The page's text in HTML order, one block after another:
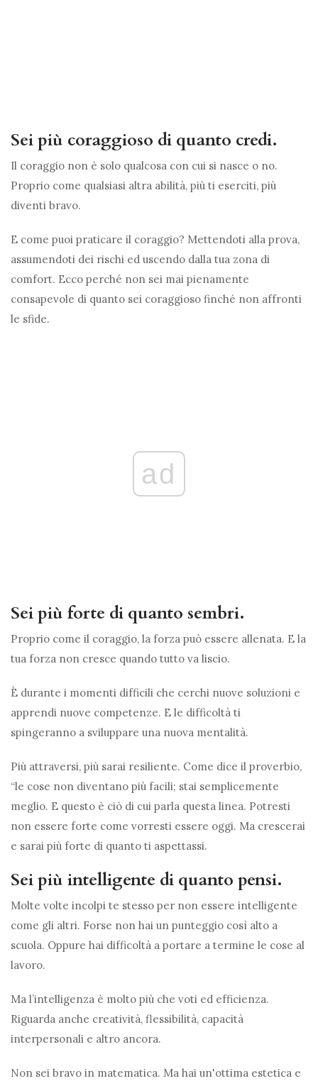
Sei più coraggioso di quanto credi.
Il coraggio non è solo qualcosa con cui si nasce o no.
Proprio come qualsiasi altra abilità, più ti eserciti, più
diventi bravo.
E come puoi praticare il coraggio? Mettendoti alla prova,
assumendoti dei rischi ed uscendo dalla tua zona di
comfort. Ecco perché non sei mai pienamente
consapevole di quanto sei coraggioso finché non affronti
le sfide.
ad
Sei più forte di quanto sembri.
Proprio come il coraggio, la forza può essere allenata. E la
tua forza non cresce quando tutto va liscio.
È durante i momenti difficili che cerchi nuove soluzioni e
apprendi nuove competenze. E le difficoltà ti
spingeranno a sviluppare una nuova mentalità.
Più attraversi, più sarai resiliente. Come dice il proverbio,
“le cose non diventano più facili; stai semplicemente
meglio. E questo è ciò di cui parla questa linea. Potresti
non essere forte come vorresti essere oggi. Ma crescerai
e sarai più forte di quanto ti aspettassi.
Sei più intelligente di quanto pensi.
Molte volte incolpi te stesso per non essere intelligente
come gli altri. Forse non hai un punteggio così alto a
scuola. Oppure hai difficoltà a portare a termine le cose al
lavoro.
Ma l’intelligenza è molto più che voti ed efficienza.
Riguarda anche creatività, flessibilità, capacità
interpersonali e altro ancora.
Non sei bravo in matematica. Ma hai un'ottima estetica e